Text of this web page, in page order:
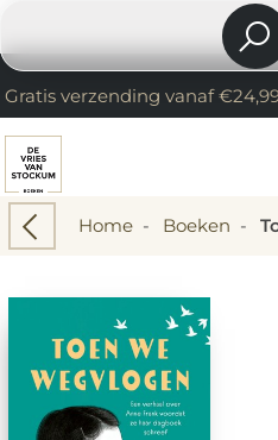
Gratis verzending vanaf
Home- Boeken -